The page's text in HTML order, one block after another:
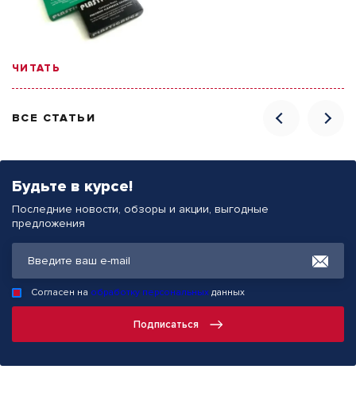
ВСЕ СТАТЬИ
ЧИТАТЬ
Будьте в курсе!
Последние новости, обзоры и акции, выгодные
предложения
Подписаться
Согласен на обработку персональных данных